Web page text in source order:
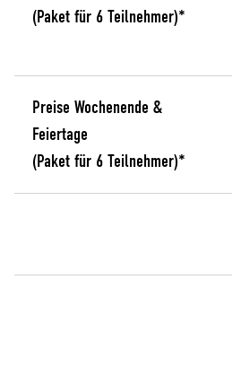
(Paket für 6 Teilnehmer)*
Preise Wochenende &
Feiertage
(Paket für 6 Teilnehmer)*